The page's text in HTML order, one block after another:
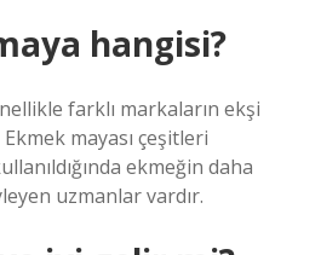
hangisi?
farklı markaların ekşi
mayası çeşitleri
ekmeğin daha
uzmanlar vardır.